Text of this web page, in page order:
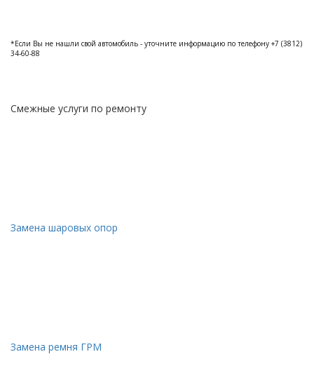
*Если Вы не нашли свой автомобиль - уточните информацию по телефону +7 (3812)
34-60-88
Смежные услуги по ремонту
Замена шаровых опор
Замена ремня ГРМ